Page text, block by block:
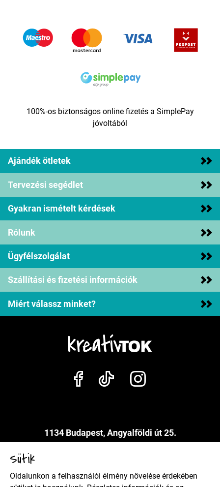
100%-os biztonságos online fizetés a SimplePay
jóvoltából
Ajándék ötletek
Tervezési segédlet
Gyakran ismételt kérdések
Rólunk
Ügyfélszolgálat
Szállítási és fizetési információk
Miért válassz minket?
1134 Budapest, Angyalföldi út 25.
Adatkezelési szabályzat
Sütik
Oldalunkon a felhasználói élmény növelése érdekében